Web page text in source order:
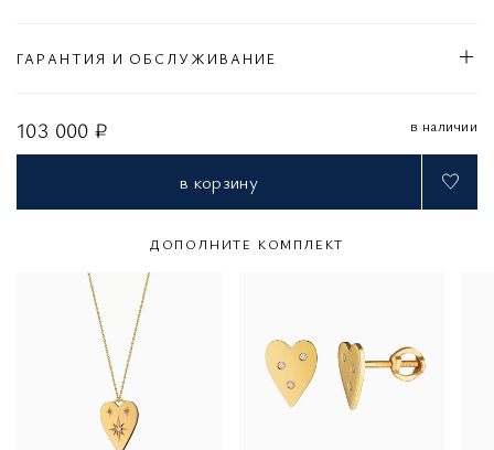
103 000 ₽ в наличии
в корзину
ГАРАНТИЯ И ОБСЛУЖИВАНИЕ
ДОПОЛНИТЕ КОМПЛЕКТ